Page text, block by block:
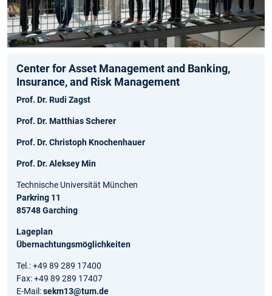
Center for Asset Management and Banking,
Insurance, and Risk Management
Prof. Dr. Rudi Zagst
Prof. Dr. Matthias Scherer
Prof. Dr. Christoph Knochenhauer
Prof. Dr. Aleksey Min
Technische Universität München
Parkring 11
85748 Garching
Lageplan
Übernachtungsmöglichkeiten
Tel.: +49 89 289 17400
Fax: +49 89 289 17407
E-Mail:sekm13@tum.de